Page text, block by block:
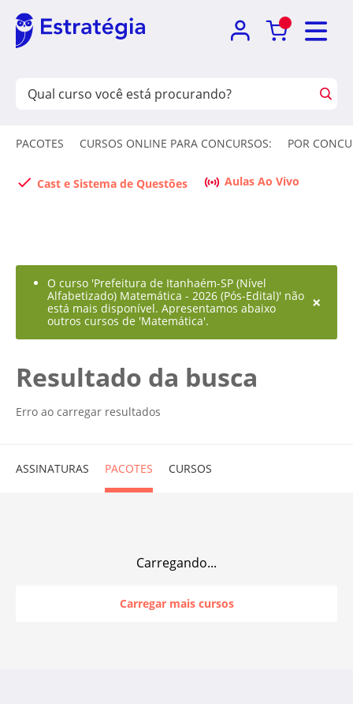
PACOTES CURSOS ONLINE PARA CONCURSOS: POR
Cast e Sistema de Questões Aulas Ao Vivo
O curso 'Prefeitura de Itanhaém-SP (Nível
Alfabetizado) Matemática - 2026 (Pós-Edital)' não
está mais disponível. Apresentamos abaixo
outros cursos de 'Matemática'.
×
Resultado da busca
Erro ao carregar resultados
ASSINATURAS PACOTES CURSOS
Carregando...
Carregar mais cursos